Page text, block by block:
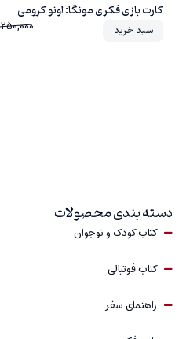
کارت بازی فکری مونگا: اونو کرومی
سبد خرید 250,000
دسته بندی محصولات
کتاب کودک و نوجوان
کتاب فوتبالی
راهنمای سفر